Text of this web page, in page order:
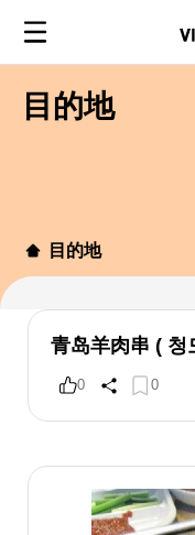
目的地
目的地
青岛羊肉串 ( 청
0 0